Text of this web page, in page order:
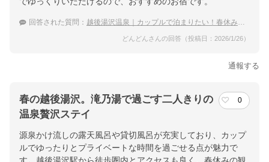
回答された質問： 越後湯沢温泉｜カップルで泊まりたい！春休みにおすすめの宿は？
どんどんさんの回答（投稿日：2026/1/26）
通報する
春の越後湯沢。滝乃湯で過ごす二人きりの
温泉贅沢ステイ
0
源泉かけ流しの露天風呂や貸切風呂が充実しており、カップ
ルでゆったりとプライベートな時間を過ごせる点が魅力で